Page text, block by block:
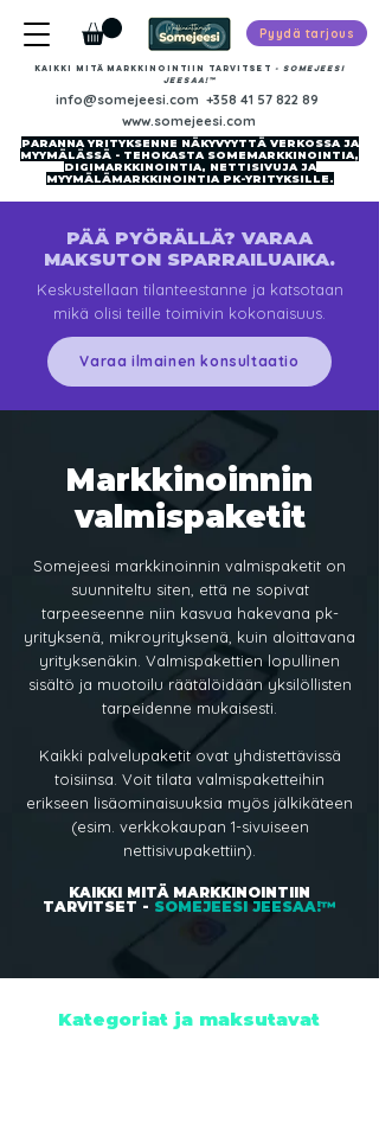
Kaikki mitä markkinointiin tarvitset -​ SOMEJEESI
JEESAA!™
info@somejeesi.com +358 41 57 822 89
www.somejeesi.com
PARANNA YRITYKSENNE NÄKYVYYTTÄ VERKOSSA JA
MYYMÄLÄSSÄ - TEHOKASTA SOMEMARKKINOINTIA,
DIGIMARKKINOINTIA, NETTISIVUJA JA
MYYMÄLÄMARKKINOINTIA PK-YRITYKSILLE.
Pyydä tarjous
PÄÄ PYÖRÄLLÄ? VARAA
MAKSUTON SPARRAILUAIKA.
Keskustellaan tilanteestanne ja katsotaan
mikä olisi teille toimivin kokonaisuus.
Varaa ilmainen konsultaatio
Markkinoinnin
valmispaketit
Somejeesi markkinoinnin valmispaketit on
suunniteltu siten, että ne sopivat
tarpeeseenne niin kasvua hakevana pk-
yrityksenä, mikroyrityksenä, kuin aloittavana
yrityksenäkin. Valmispakettien lopullinen
sisältö ja muotoilu räätälöidään yksilöllisten
tarpeidenne mukaisesti.
Kaikki palvelupaketit ovat yhdistettävissä
toisiinsa. Voit tilata valmispaketteihin
erikseen lisäominaisuuksia myös jälkikäteen
(esim. verkkokaupan 1-sivuiseen
nettisivupakettiin).
KAIKKI MITÄ MARKKINOINTIIN
TARVITSET - SOMEJEESI JEESAA!™
Kategoriat ja maksutavat